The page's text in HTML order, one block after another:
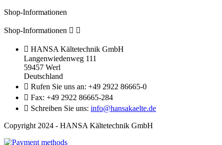
Shop-Informationen
Shop-Informationen  
 HANSA Kältetechnik GmbH
Langenwiedenweg 111
59457 Werl
Deutschland
 Rufen Sie uns an: +49 2922 86665-0
 Fax: +49 2922 86665-284
 Schreiben Sie uns: info@hansakaelte.de
Copyright 2024 - HANSA Kältetechnik GmbH